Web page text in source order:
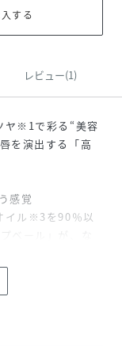
する
レビュー(1)
ヤ※1で彩る“美容
を演出する「高
感覚
イル※3を90％以
ベール」が、な